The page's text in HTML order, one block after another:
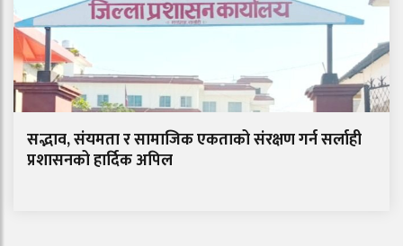
सद्भाव, संयमता र सामाजिक एकताको संरक्षण गर्न सर्लाही
प्रशासनको हार्दिक अपिल